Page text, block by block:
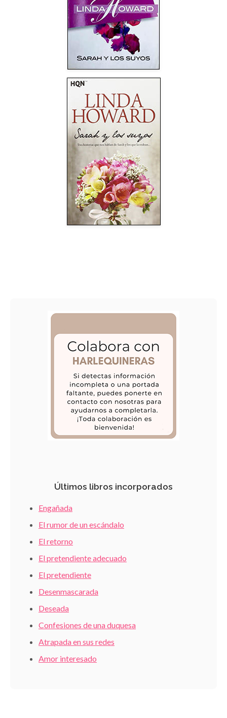
Últimos libros incorporados
Engañada
El rumor de un escándalo
El retorno
El pretendiente adecuado
El pretendiente
Desenmascarada
Deseada
Confesiones de una duquesa
Atrapada en sus redes
Amor interesado